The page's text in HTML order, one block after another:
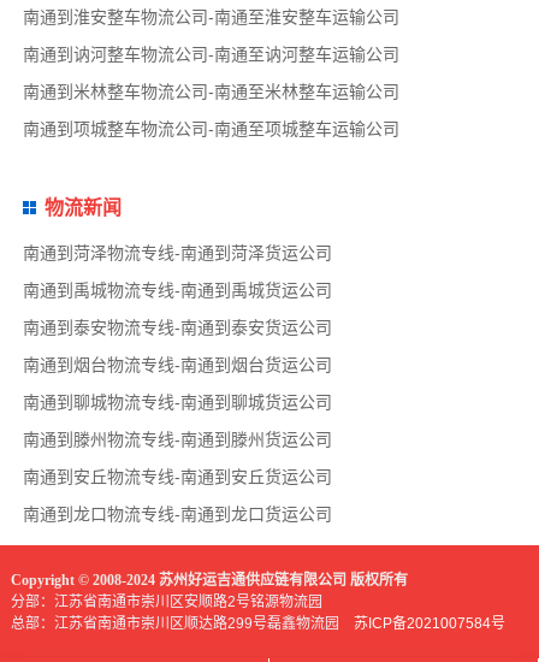
南通到淮安整车物流公司-南通至淮安整车运输公司
南通到讷河整车物流公司-南通至讷河整车运输公司
南通到米林整车物流公司-南通至米林整车运输公司
南通到项城整车物流公司-南通至项城整车运输公司
物流新闻
南通到菏泽物流专线-南通到菏泽货运公司
南通到禹城物流专线-南通到禹城货运公司
南通到泰安物流专线-南通到泰安货运公司
南通到烟台物流专线-南通到烟台货运公司
南通到聊城物流专线-南通到聊城货运公司
南通到滕州物流专线-南通到滕州货运公司
南通到安丘物流专线-南通到安丘货运公司
南通到龙口物流专线-南通到龙口货运公司
Copyright © 2008-2024 苏州好运吉通供应链有限公司 版权所有
分部：江苏省南通市崇川区安顺路2号铭源物流园
总部：江苏省南通市崇川区顺达路299号磊鑫物流园 苏ICP备2021007584号